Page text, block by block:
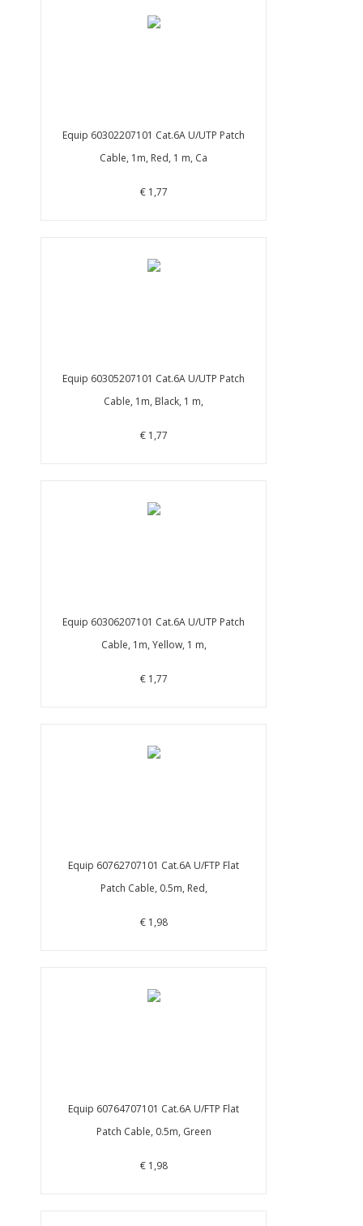
Equip 60302207101 Cat.6A U/UTP Patch
Cable, 1m, Red, 1 m, Ca
€ 1,77
Equip 60305207101 Cat.6A U/UTP Patch
Cable, 1m, Black, 1 m,
€ 1,77
Equip 60306207101 Cat.6A U/UTP Patch
Cable, 1m, Yellow, 1 m,
€ 1,77
Equip 60762707101 Cat.6A U/FTP Flat
Patch Cable, 0.5m, Red,
€ 1,98
Equip 60764707101 Cat.6A U/FTP Flat
Patch Cable, 0.5m, Green
€ 1,98